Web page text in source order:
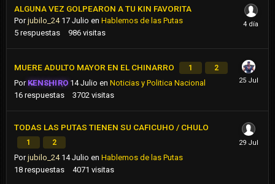
ALGUNA VEZ GOLPEARON A TU KIN FAVORITA
Porjubilo_24 17 Julio en Hablemos de las Putas
5 respuestas 986 visitas
MUERE ADULTO MAYOR EN EL CHINARRO 1 2
Por KENSHIRO 14 Julio enNoticias y Politica Nacional
16 respuestas 3702 visitas
TODAS LAS PUTAS TIENEN SU CAFICUHO / CHULO
1 2
Porjubilo_24 14 Julio en Hablemos de las Putas
18 respuestas 4071 visitas